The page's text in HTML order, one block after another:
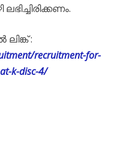
:
recruitment-for-
k-disc-4/